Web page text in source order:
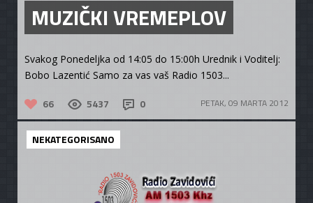
MUZIČKI VREMEPLOV
Svakog Ponedeljka od 14:05 do 15:00h Urednik i Voditelj:
Bobo Lazentić Samo za vas vaš Radio 1503...
66 5437 0 PETAK, 09 MARTA 2012
NEKATEGORISANO